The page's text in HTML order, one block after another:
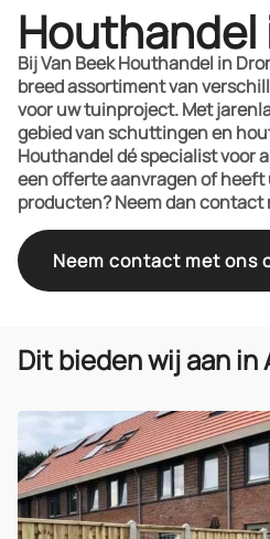
Houthandel
Bij Van Beek Houthandel in
breed assortiment van
voor uw tuinproject. Met
gebied van schuttingen en
Houthandel dé specialist voor
een offerte aanvragen of heeft
producten? Neem dan contact
Neem contact met ons
Dit bieden wij aan in